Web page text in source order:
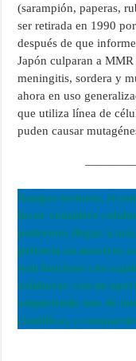
(sarampión, paperas,
ser retirada en 1990
después de que
Japón culparan a
meningitis, sordera y
ahora en uso
que utiliza línea de
puden causar
Amigos lectores, si
favor considere
podremos llegar a
potencia en nuestros
web funcione con
colaborar con un
adquiriendo uno de
científicas y